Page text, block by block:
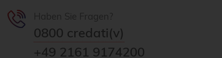
0800 credati(v)
+49 2161 9174200